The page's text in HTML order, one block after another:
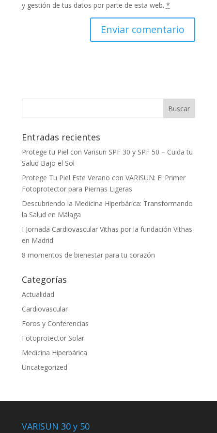
y gestión de tus datos por parte de esta web. *
Entradas recientes
Protege tu Piel con Varisun SPF 30 y SPF 50 – Cuida tu
Salud Bajo el Sol
Protege Tu Piel Este Verano con VARISUN: El Primer
Fotoprotector para Piernas Ligeras
Descubriendo la Medicina Hiperbárica: Transformando
la Salud en Málaga
I Jornada Cardiovascular Vithas por la fundación Vithas
en Madrid
8 momentos de bienestar para tu corazón
Categorías
Actualidad
Cardiovascular
Foros y Conferencias
Fotoprotector Solar
Medicina Hiperbárica
Uncategorized
VARISUN 30 y 50